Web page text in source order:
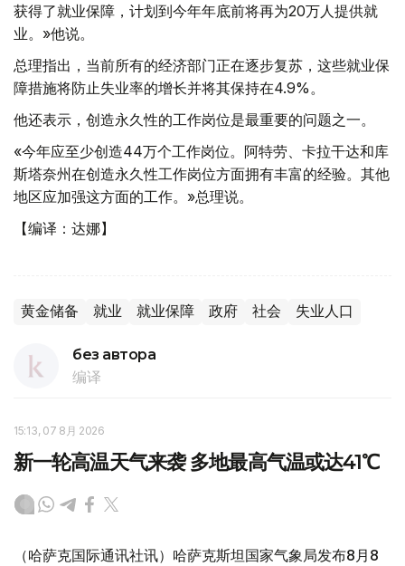
获得了就业保障，计划到今年年底前将再为20万人提供就
业。»他说。
总理指出，当前所有的经济部门正在逐步复苏，这些就业保
障措施将防止失业率的增长并将其保持在4.9%。
他还表示，创造永久性的工作岗位是最重要的问题之一。
«今年应至少创造44万个工作岗位。阿特劳、卡拉干达和库
斯塔奈州在创造永久性工作岗位方面拥有丰富的经验。其他
地区应加强这方面的工作。»总理说。
【编译：达娜】
黄金储备 就业 就业保障 政府 社会 失业人口
без автора
编译
15:13, 07 8月 2026
新一轮高温天气来袭 多地最高气温或达41℃
（哈萨克国际通讯社讯）哈萨克斯坦国家气象局发布8月8